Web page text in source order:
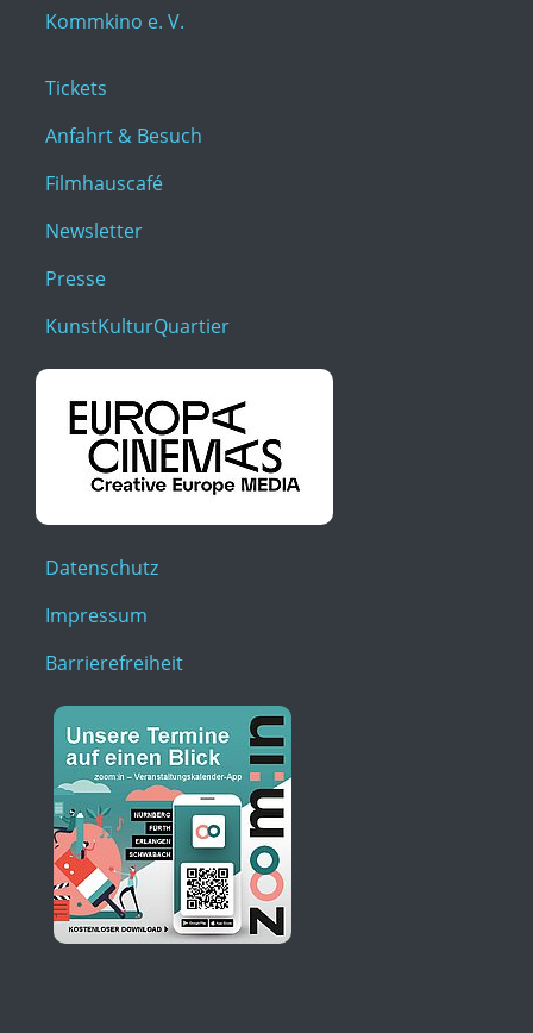
Kommkino e. V.
Tickets
Anfahrt & Besuch
Filmhauscafé
Newsletter
Presse
KunstKulturQuartier
Datenschutz
Impressum
Barrierefreiheit